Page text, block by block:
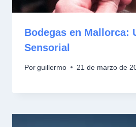
Bodegas en Mallorca:
Sensorial
Por guillermo 21 de marzo de